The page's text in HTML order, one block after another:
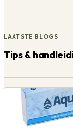
LAATSTE BLOGS
Tips &